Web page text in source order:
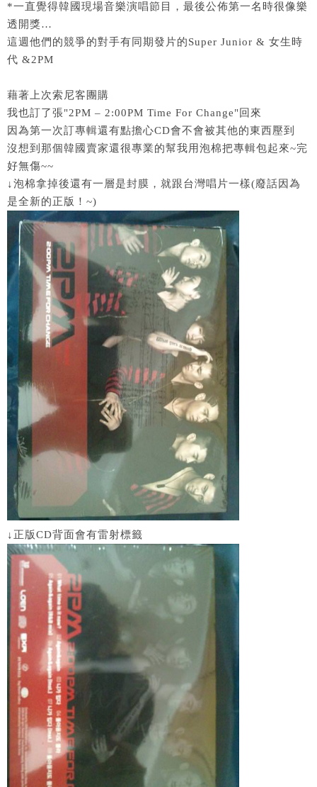
*一直覺得韓國現場音樂演唱節目，最後公佈第一名時很像樂
透開獎…
這週他們的競爭的對手有同期發片的Super Junior & 女生時
代 &2PM
藉著上次索尼客團購
我也訂了張"2PM – 2:00PM Time For Change"回來
因為第一次訂專輯還有點擔心CD會不會被其他的東西壓到
沒想到那個韓國賣家還很專業的幫我用泡棉把專輯包起來~完
好無傷~~
↓泡棉拿掉後還有一層是封膜，就跟台灣唱片一樣(廢話因為
是全新的正版！~)
↓正版CD背面會有雷射標籤